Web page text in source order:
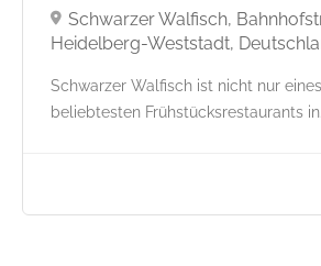
Schwarzer Walfisch,
Heidelberg-Weststadt,
Schwarzer Walfisch ist nicht nur
beliebtesten Frühstücksrestaurants